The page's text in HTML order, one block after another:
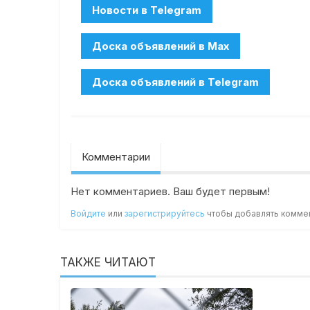
Комментарии
Нет комментариев. Ваш будет первым!
Войдите илизарегистрируйтесь чтобы добавлять
ТАКЖЕ ЧИТАЮТ